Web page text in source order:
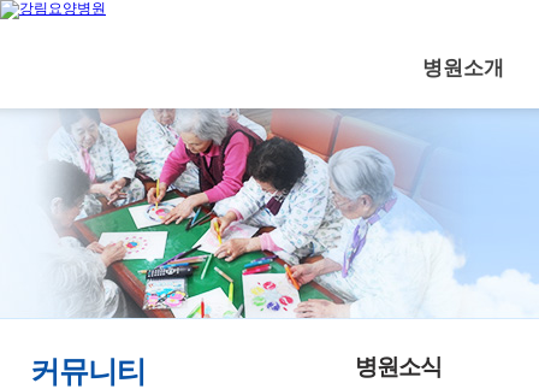
병원소개
커뮤니티 병원소식